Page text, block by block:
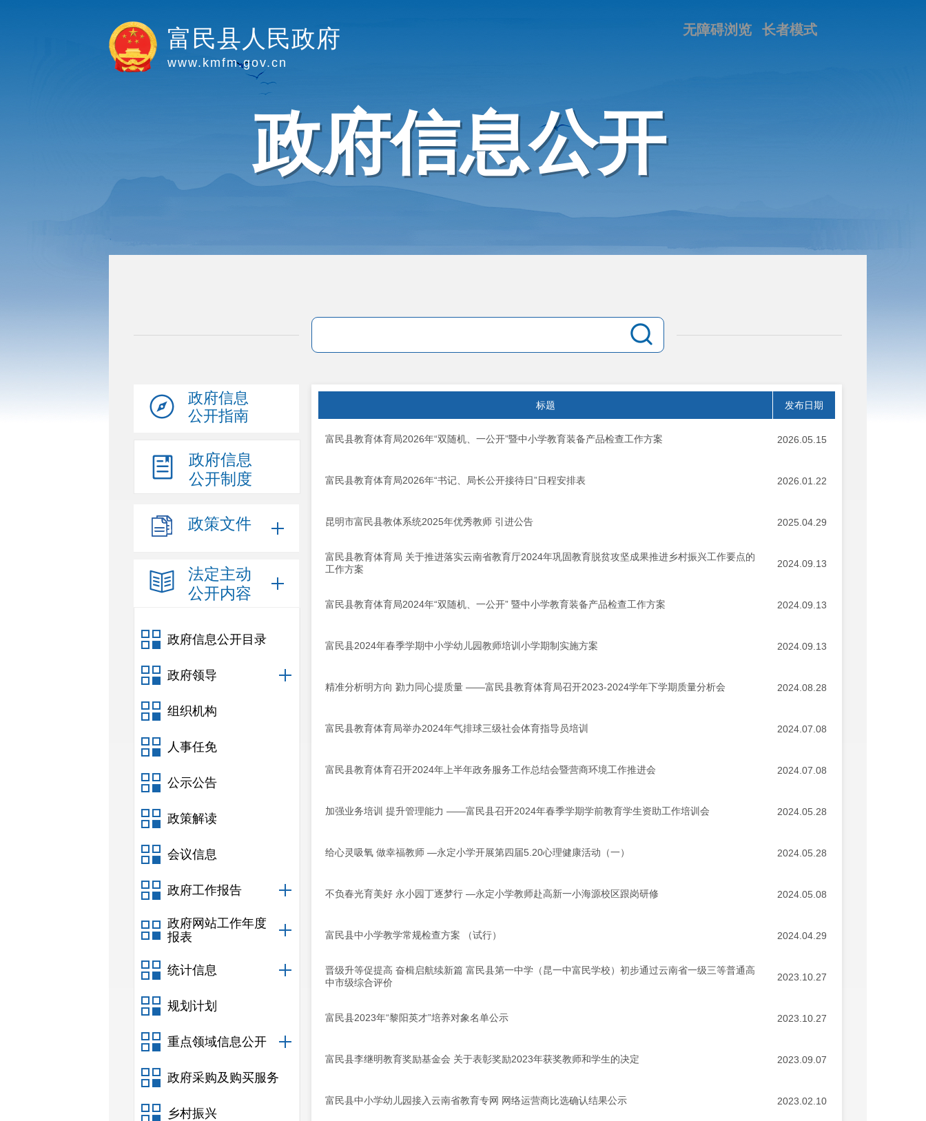
富民县人民政府
www.kmfm.gov.cn
长者模式
无障碍浏览
政府信息公开
政府信息
公开指南
政府信息
公开制度
政策文件
法定主动
公开内容
政府信息公开目录
政府领导
组织机构
人事任免
公示公告
政策解读
会议信息
政府工作报告
政府网站工作年度
报表
统计信息
规划计划
重点领域信息公开
政府采购及购买服务
乡村振兴
标题 发布日期
富民县教育体育局2026年“双随机、一公开”暨中小学教育装备产品检查工作方案 2026.05.15
富民县教育体育局2026年“书记、局长公开接待日”日程安排表 2026.01.22
昆明市富民县教体系统2025年优秀教师 引进公告 2025.04.29
富民县教育体育局 关于推进落实云南省教育厅2024年巩固教育脱贫攻坚成果推进乡村振兴工作要点的
工作方案
2024.09.13
富民县教育体育局2024年“双随机、一公开” 暨中小学教育装备产品检查工作方案 2024.09.13
富民县2024年春季学期中小学幼儿园教师培训小学期制实施方案 2024.09.13
精准分析明方向 勠力同心提质量 ——富民县教育体育局召开2023-2024学年下学期质量分析会 2024.08.28
富民县教育体育局举办2024年气排球三级社会体育指导员培训 2024.07.08
富民县教育体育召开2024年上半年政务服务工作总结会暨营商环境工作推进会 2024.07.08
加强业务培训 提升管理能力 ——富民县召开2024年春季学期学前教育学生资助工作培训会 2024.05.28
给心灵吸氧 做幸福教师 —永定小学开展第四届5.20心理健康活动（一） 2024.05.28
不负春光育美好 永小园丁逐梦行 —永定小学教师赴高新一小海源校区跟岗研修 2024.05.08
富民县中小学教学常规检查方案 （试行） 2024.04.29
晋级升等促提高 奋楫启航续新篇 富民县第一中学（昆一中富民学校）初步通过云南省一级三等普通高
中市级综合评价
2023.10.27
富民县2023年“黎阳英才”培养对象名单公示 2023.10.27
富民县李继明教育奖励基金会 关于表彰奖励2023年获奖教师和学生的决定 2023.09.07
富民县中小学幼儿园接入云南省教育专网 网络运营商比选确认结果公示 2023.02.10